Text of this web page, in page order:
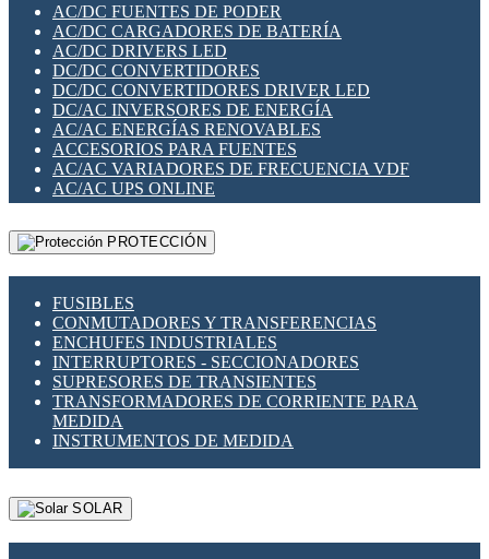
SWITCH Y MICROSWITCH
TARJETAS PI
UNIÓN Y DERIVACIÓN DE CABLE
PLACAS MODULARES IOT
SWITCHES Y REDES WIFI
SOLUCIONES IOT
SOLUCIONES LORAWAN
SOLUCIONES RED CELULAR
SEGURIDAD PARA REDES
SWITCHES LAN
TELEFONÍA IP (VOIP)
VIGILANCIA IP (CCTV)
MESHTASTIC
AC/DC FUENTES DE PODER
AC/DC CARGADORES DE BATERÍA
AC/DC DRIVERS LED
DC/DC CONVERTIDORES
DC/DC CONVERTIDORES DRIVER LED
DC/AC INVERSORES DE ENERGÍA
AC/AC ENERGÍAS RENOVABLES
ACCESORIOS PARA FUENTES
AC/AC VARIADORES DE FRECUENCIA VDF
AC/AC UPS ONLINE
PROTECCIÓN
FUSIBLES
CONMUTADORES Y TRANSFERENCIAS
ENCHUFES INDUSTRIALES
INTERRUPTORES - SECCIONADORES
SUPRESORES DE TRANSIENTES
TRANSFORMADORES DE CORRIENTE PARA
MEDIDA
INSTRUMENTOS DE MEDIDA
SOLAR